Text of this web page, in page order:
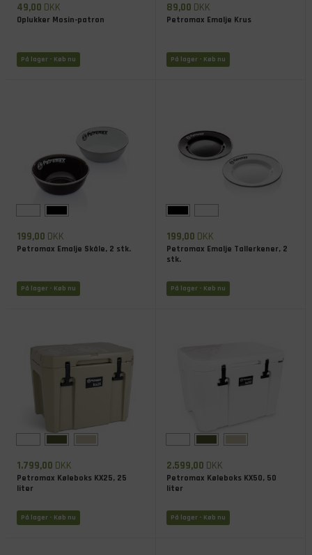
49,00 DKK
Oplukker Mosin-patron
På lager - Køb nu
89,00 DKK
Petromax Emalje Krus
På lager - Køb nu
199,00 DKK
Petromax Emalje Skåle, 2 stk.
På lager - Køb nu
199,00 DKK
Petromax Emalje Tallerkener, 2
stk.
På lager - Køb nu
1.799,00 DKK
Petromax Køleboks KX25, 25
liter
På lager - Køb nu
2.599,00 DKK
Petromax Køleboks KX50, 50
liter
På lager - Køb nu